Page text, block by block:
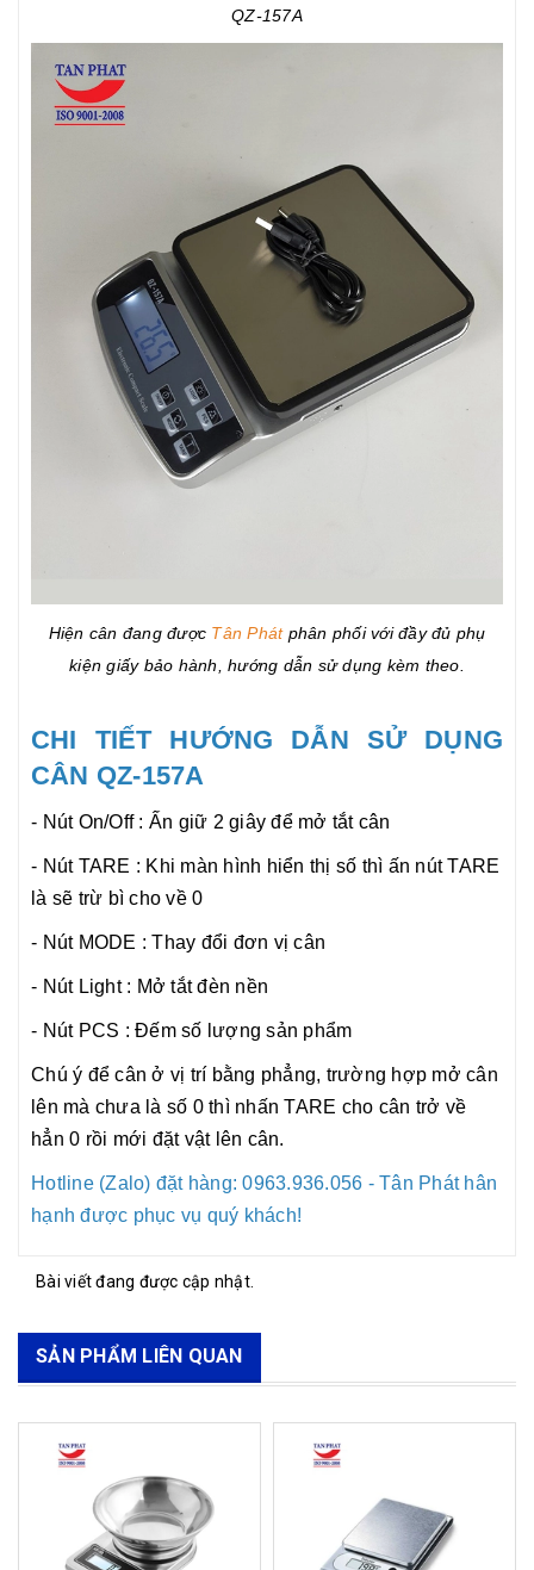
QZ-157A
Hiện cân đang được Tân Phátphân phối với đầy đủ phụ
kiện giấy bảo hành, hướng dẫn sử dụng kèm theo.
CHI TIẾT HƯỚNG DẪN SỬ DỤNG
CÂN QZ-157A
- Nút On/Off : Ấn giữ 2 giây để mở tắt cân
- Nút TARE : Khi màn hình hiển thị số thì ấn nút TARE
là sẽ trừ bì cho về 0
- Nút MODE : Thay đổi đơn vị cân
- Nút Light : Mở tắt đèn nền
- Nút PCS : Đếm số lượng sản phẩm
Chú ý để cân ở vị trí bằng phẳng, trường hợp mở cân
lên mà chưa là số 0 thì nhấn TARE cho cân trở về
hẳn 0 rồi mới đặt vật lên cân.
Hotline (Zalo) đặt hàng: 0963.936.056 - Tân Phát hân
hạnh được phục vụ quý khách!
Bài viết đang được cập nhật.
SẢN PHẨM LIÊN QUAN